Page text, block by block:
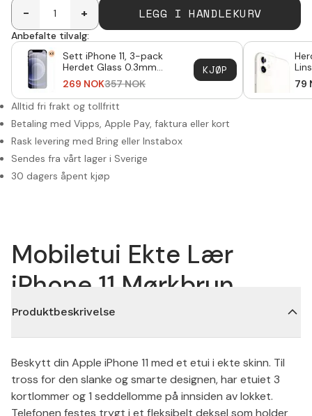
-
+ LEGG I HANDLEKURV
Anbefalte tilvalg:
Sett iPhone 11, 3-pack
Herdet Glass 0.3mm
Skjermbeskytter
269 NOK357NOK
KJØP
79
Alltid fri frakt og tollfritt
Betaling med Vipps, Apple Pay, faktura eller kort
Rask levering med Bring eller Instabox
Sendes fra vårt lager i Sverige
30 dagers åpent kjøp
Mobiletui Ekte Lær
iPhone 11 Mørkbrun
Produktbeskrivelse
Beskytt din Apple iPhone 11 med et etui i ekte skinn. Til
tross for den slanke og smarte designen, har etuiet 3
kortlommer og 1 seddellomme på innsiden av lokket.
Telefonen festes trygt i et fleksibelt deksel som holder